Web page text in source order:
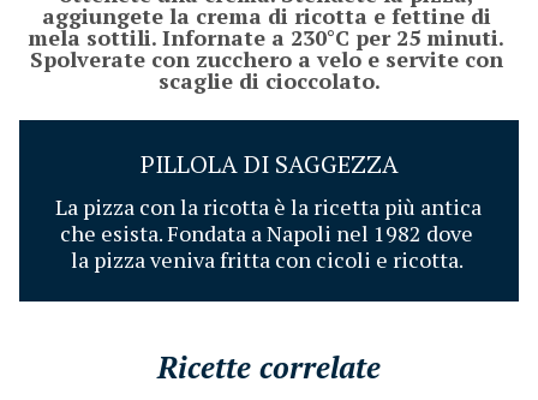
aggiungete la crema di ricotta e fettine di
mela sottili. Infornate a 230°C per 25 minuti.
Spolverate con zucchero a velo e servite con
scaglie di cioccolato.
PILLOLA DI SAGGEZZA
La pizza con la ricotta è la ricetta più antica
che esista. Fondata a Napoli nel 1982 dove
la pizza veniva fritta con cicoli e ricotta.
Ricette correlate